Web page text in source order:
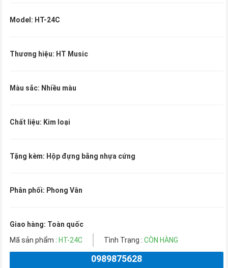
Model: HT-24C
Thương hiệu: HT Music
Màu sắc: Nhiều màu
Chất liệu: Kim loại
Tặng kèm: Hộp đựng bằng nhựa cứng
Phân phối: Phong Vân
Giao hàng: Toàn quốc
Mã sản phẩm : HT-24C Tình Trạng : CÒN HÀNG
0989875628